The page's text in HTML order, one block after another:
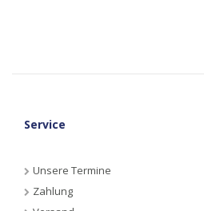
Service
Unsere Termine
Zahlung